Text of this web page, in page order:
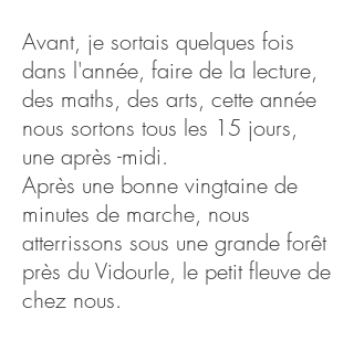
Avant, je sortais quelques fois
dans l'année, faire de la lecture,
des maths, des arts, cette année
nous sortons tous les 15 jours,
une après -midi.
Après une bonne vingtaine de
minutes de marche, nous
atterrissons sous une grande forêt
près du Vidourle, le petit fleuve de
chez nous.